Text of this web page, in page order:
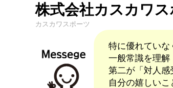
株式会社カスカワス
カスカワスポーツ
特に優れていな
一般常識を理解
第二が「対人感
自分の嬉しいこ